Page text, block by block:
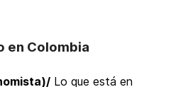
en Colombia
Lo que está en